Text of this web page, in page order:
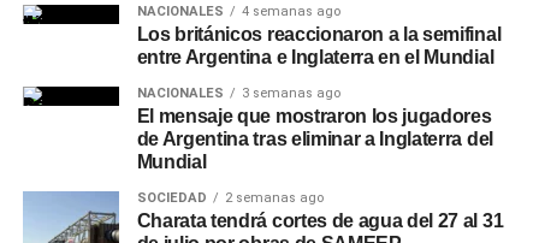
NACIONALES 4 semanas ago
Los británicos reaccionaron a la semifinal
entre Argentina e Inglaterra en el Mundial
NACIONALES 3 semanas ago
El mensaje que mostraron los jugadores
de Argentina tras eliminar a Inglaterra del
Mundial
SOCIEDAD 2 semanas ago
Charata tendrá cortes de agua del 27 al 31